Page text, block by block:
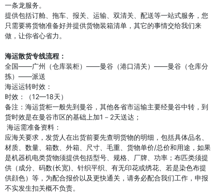
一条龙服务。
提供包括订舱、拖车、报关、运输、双清关、配送等一站式服务，您
只需要将货物准备好并提供货物装箱清单，其它的事情交给我们来
做，让你省心省力。
海运散货专线流程：
全国——广州（仓库装柜）——曼谷（港口清关）——曼谷（仓库分
拣）——派送
海运运转时效：
时效：（12—18天）
备注：海运货柜一般先到曼谷，其他各省市运输主要经曼谷中转，到
货时效是在曼谷市区的基础上加1－2天送达；
海运需准备资料：
应海关要求，发货人在出货前要先查明货物的明细，包括具体品名、
材质、数量、箱数、外箱、尺寸、毛重、货物单价/总价和用途，如果
是机器机电类货物须提供包括型号、规格、厂牌、功率；布匹类须提
供（成分、码数(长宽)、针织平织、有无印花或绣花、若是染色布提
供顔色）等，为配合报价以及更快通关，请务必配合我们工作，申报
不实发生扣关概不负责。